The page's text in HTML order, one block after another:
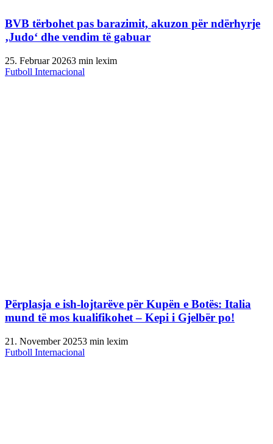
BVB tërbohet pas barazimit, akuzon për ndërhyrje
‚Judo‘ dhe vendim të gabuar
25. Februar 20263 min lexim
Futboll Internacional
Përplasja e ish-lojtarëve për Kupën e Botës: Italia
mund të mos kualifikohet – Kepi i Gjelbër po!
21. November 20253 min lexim
Futboll Internacional